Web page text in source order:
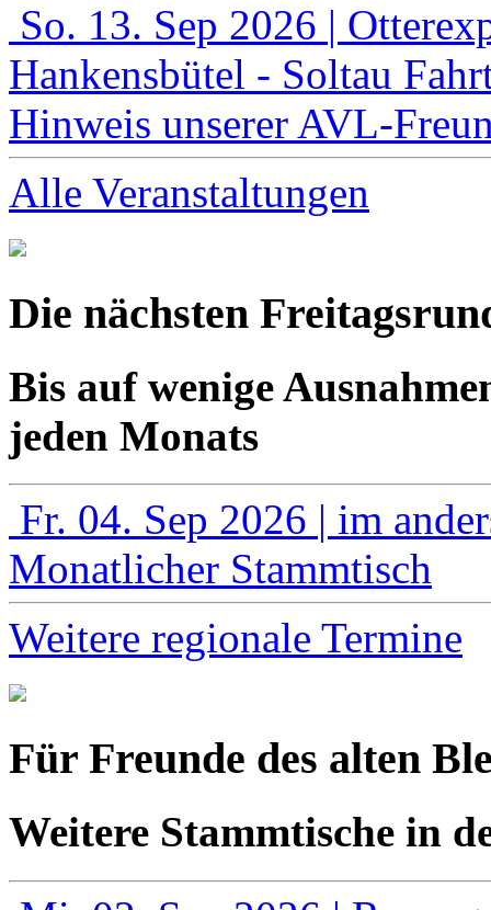
So. 13. Sep 2026 |
Hankensbütel - Soltau
Hinweis unserer AVL-
Alle Veranstaltungen
Die nächsten
Bis auf wenige
jeden Monats
Fr. 04. Sep 2026 | im
Monatlicher Stammtisch
Weitere regionale Termine
Für Freunde des alten
Weitere Stammtische in